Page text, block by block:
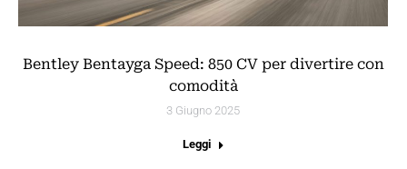
Bentley Bentayga Speed: 850 CV per divertire con
comodità
3 Giugno 2025
Leggi